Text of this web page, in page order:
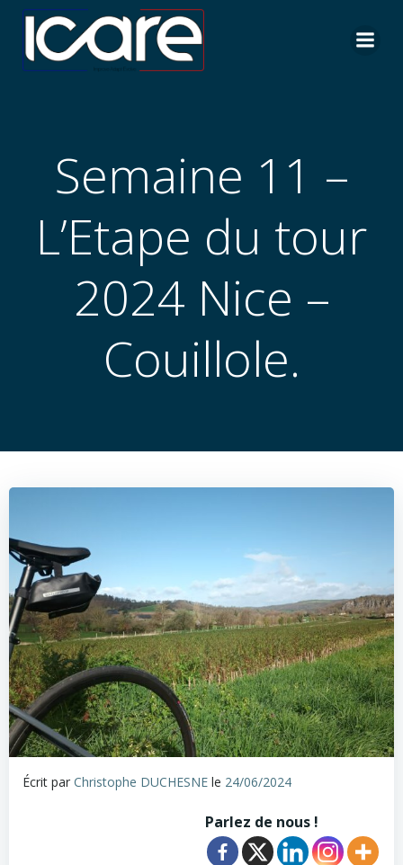
Aller
au
Semaine 11 –
L’Etape du tour
2024 Nice –
Couillole.
Écrit par Christophe DUCHESNE le 24/06/2024
Parlez de nous !